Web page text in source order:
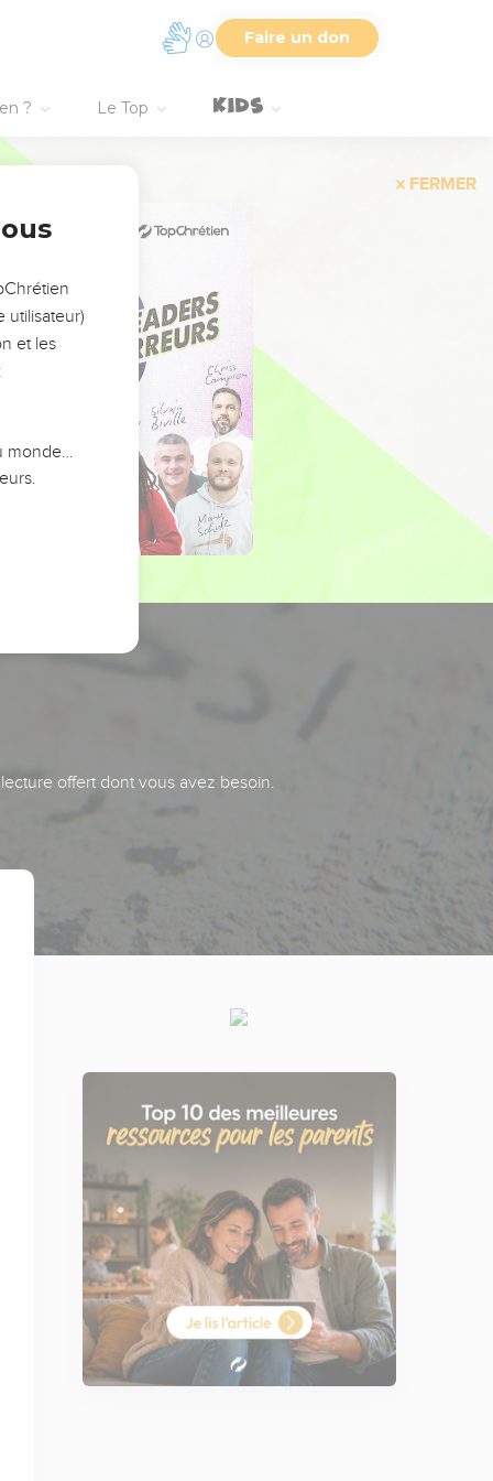
Faire un don
? Le Top
FERMER
offert dont vous avez besoin.
utilisateur)
et les
monde…